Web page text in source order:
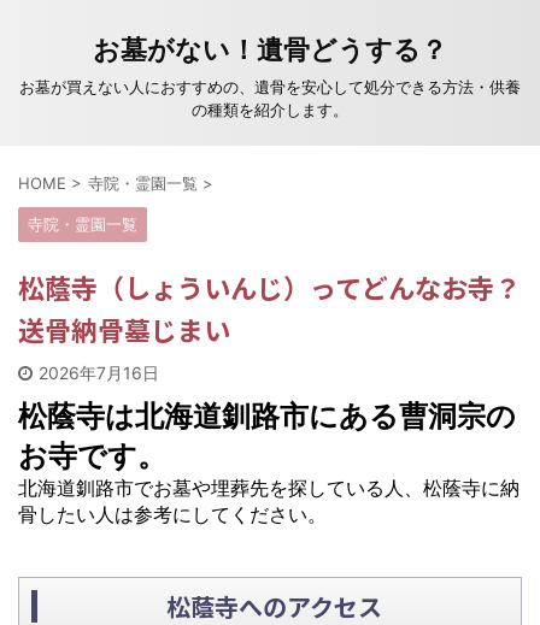
お墓がない！遺骨どうする？
お墓が買えない人におすすめの、遺骨を安心して処分できる方法・供養
の種類を紹介します。
HOME > 寺院・霊園一覧 >
寺院・霊園一覧
松蔭寺（しょういんじ）ってどんなお寺？
送骨納骨墓じまい
2026年7月16日
松蔭寺は北海道釧路市にある曹洞宗の
お寺です。
北海道釧路市でお墓や埋葬先を探している人、松蔭寺に納
骨したい人は参考にしてください。
松蔭寺へのアクセス